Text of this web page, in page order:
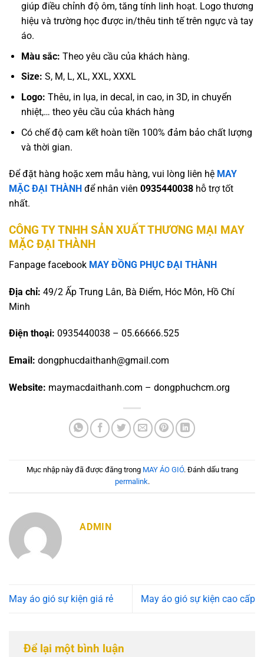
giúp điều chỉnh độ ôm, tăng tính linh hoạt. Logo thương
hiệu và trường học được in/thêu tinh tế trên ngực và tay
áo.
Màu sắc: Theo yêu cầu của khách hàng.
Size: S, M, L, XL, XXL, XXXL
Logo: Thêu, in lụa, in decal, in cao, in 3D, in chuyển
nhiệt,… theo yêu cầu của khách hàng
Có chế độ cam kết hoàn tiền 100% đảm bảo chất lượng
và thời gian.
Để đặt hàng hoặc xem mẫu hàng, vui lòng liên hệ MAY
MẶC ĐẠI THÀNH để nhân viên 0935440038 hỗ trợ tốt
nhất.
CÔNG TY TNHH SẢN XUẤT THƯƠNG MẠI MAY
MẶC ĐẠI THÀNH
Fanpage facebook MAY ĐỒNG PHỤC ĐẠI THÀNH
Địa chỉ: 49/2 Ấp Trung Lân, Bà Điểm, Hóc Môn, Hồ Chí
Minh
Điện thoại: 0935440038 – 05.66666.525
Email: dongphucdaithanh@gmail.com
Website: maymacdaithanh.com – dongphuchcm.org
Mục nhập này đã được đăng trong MAY ÁO GIÓ. Đánh dấu trang
permalink.
ADMIN
May áo gió sự kiện giá rẻ May áo gió sự kiện cao cấp
Để lại một bình luận